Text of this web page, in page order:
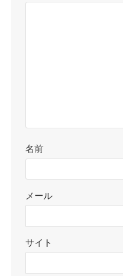
名前
メール
サイト